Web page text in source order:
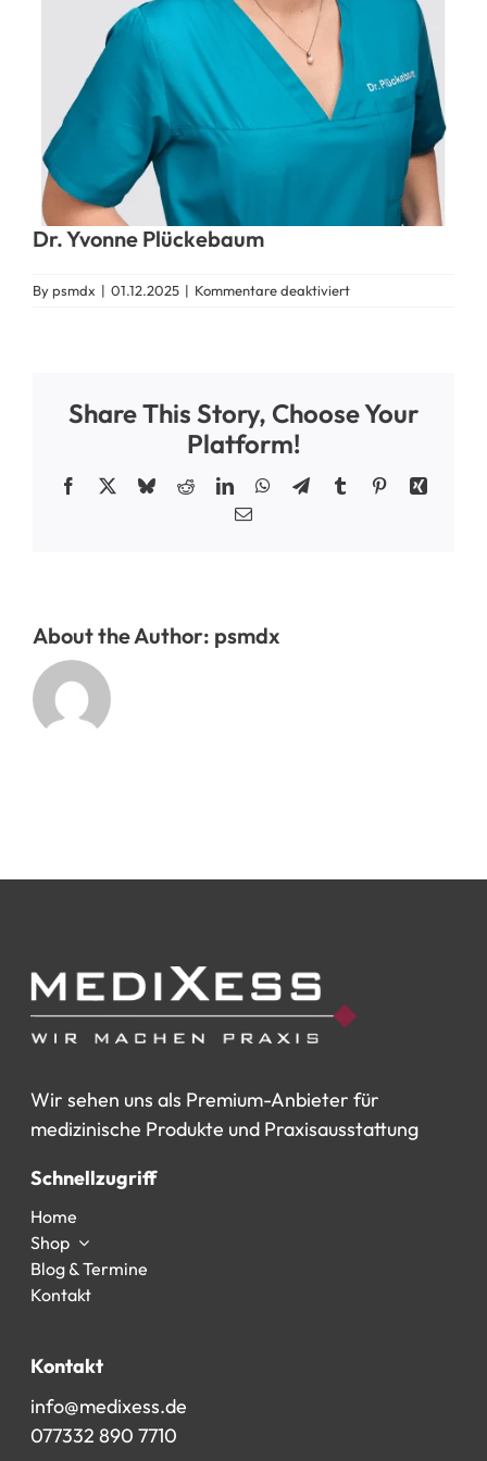
Dr. Yvonne Plückebaum
Bypsmdx | 01.12.2025 | Kommentare deaktiviertfür
Share This Story, Choose Your
Platform!
Facebook BlueskyRedditLinkedInWhatsApp
TelegramTumblr PinterestXing
Email
About the Author: psmdx
Wir sehen uns als Premium-Anbieter für
medizinische Produkte und Praxisausstattung
Schnellzugriff
Home
Shop
Blog & Termine
Kontakt
Kontakt
info@medixess.de
077332 890 7710